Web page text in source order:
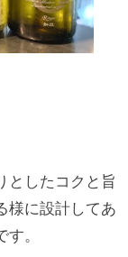
としたコクと旨
様に設計してあ
。